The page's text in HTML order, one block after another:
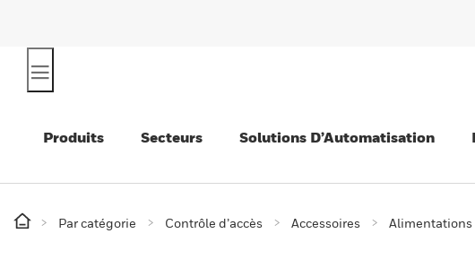
Produits Secteurs Solutions D’Automatisation
Par catégorie Contrôle d’accès Accessoires